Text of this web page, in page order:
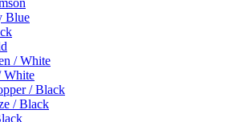
Blue
/ White
White
/ Black
/ Black